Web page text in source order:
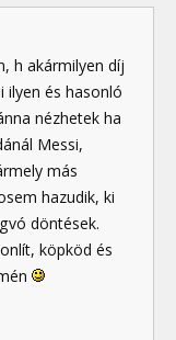
h akármilyen díj
ilyen és hasonló
nézhetek ha
Messi,
más
hazudik, ki
döntések.
köpköd és